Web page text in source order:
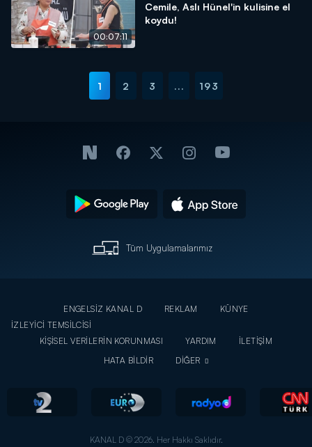
00:07:11
Cemile, Aslı Hünel'in kulisine el
koydu!
1 2 3 ... 193
Tüm Uygulamalarımız
ENGELSİZ KANAL D REKLAM
KÜNYE
İZLEYİCİ TEMSİLCİSİ
KİŞİSEL VERİLERİN KORUNMASI
YARDIM
İLETİŞİM
HATA BİLDİR
DİĞER
KANAL D © 2026. Her Hakkı Saklıdır.